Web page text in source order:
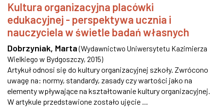
Kultura organizacyjna placówki
edukacyjnej - perspektywa ucznia i
nauczyciela w świetle badań własnych
Dobrzyniak, Marta (Wydawnictwo Uniwersytetu Kazimierza
Wielkiego w Bydgoszczy, 2015)
Artykuł odnosi się do kultury organizacyjnej szkoły. Zwrócono
uwagę na: normy, standardy, zasady czy wartości jako na
elementy wpływające na kształtowanie kultury organizacyjnej.
W artykule przedstawione zostało ujęcie ...